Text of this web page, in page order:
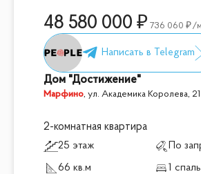
48 580 000 736 060 /
Дом "Достижение"
Марфино,ул. Академика Королева, 21
2-комнатная квартира
25 этаж
По
66 кв.м
1